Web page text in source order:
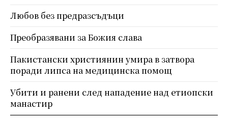
Любов без предразсъдъци
Преобразявани за Божия слава
Пакистански християнин умира в затвора
поради липса на медицинска помощ
Убити и ранени след нападение над етиопски
манастир